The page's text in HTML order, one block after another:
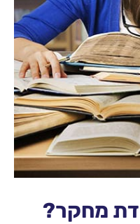
מחקר?